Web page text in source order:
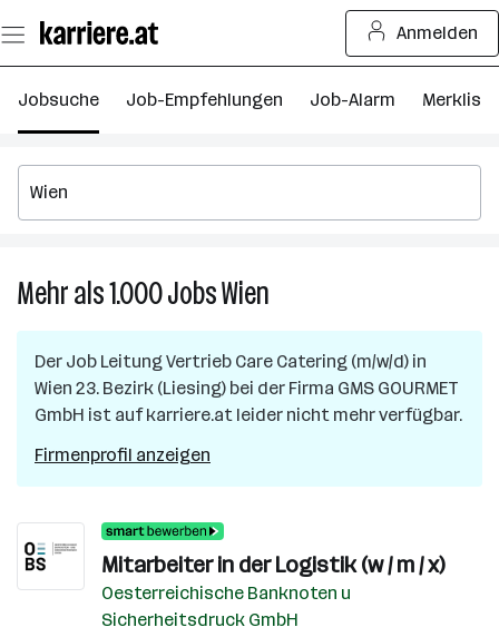
Seiteninhalt
springen
Anmelden
Jobsuche Job-Empfehlungen Job-Alarm Merkliste
Mehr als 1.000JobsWien
Jobs
in
Wien
Der Job Leitung Vertrieb Care Catering (m/w/d) in
Wien 23. Bezirk (Liesing) bei der Firma GMS GOURMET
GmbH ist auf karriere.at leider nicht mehr verfügbar.
Firmenprofil anzeigen
Mitarbeiter in der Logistik (w / m / x)
Oesterreichische Banknoten u
Sicherheitsdruck GmbH